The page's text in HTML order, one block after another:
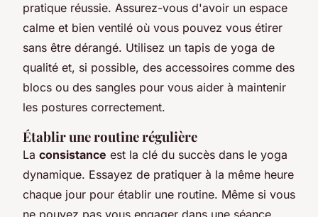
pratique réussie. Assurez-vous d'avoir un espace
calme et bien ventilé où vous pouvez vous étirer
sans être dérangé. Utilisez un tapis de yoga de
qualité et, si possible, des accessoires comme des
blocs ou des sangles pour vous aider à maintenir
les postures correctement.
Établir une routine régulière
La consistance est la clé du succès dans le yoga
dynamique. Essayez de pratiquer à la même heure
chaque jour pour établir une routine. Même si vous